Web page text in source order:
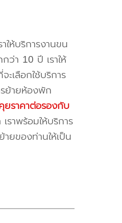
ห้บริการงานขน
า 10 ปี เราให้
เลือกใช้บริการ
รย้ายห้องพัก
ราคาต่อรองกับ
ราพร้อมให้บริการ
ยของท่านให้เป็น